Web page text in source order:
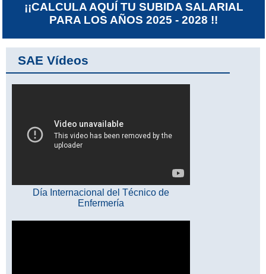
¡¡CALCULA AQUÍ TU SUBIDA SALARIAL
PARA LOS AÑOS 2025 - 2028 !!
SAE Vídeos
Día Internacional del Técnico de
Enfermería